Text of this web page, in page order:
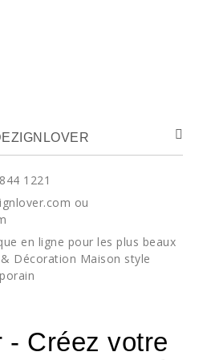
1221
ou
en ligne pour les plus beaux
Décoration Maison style
- Créez votre